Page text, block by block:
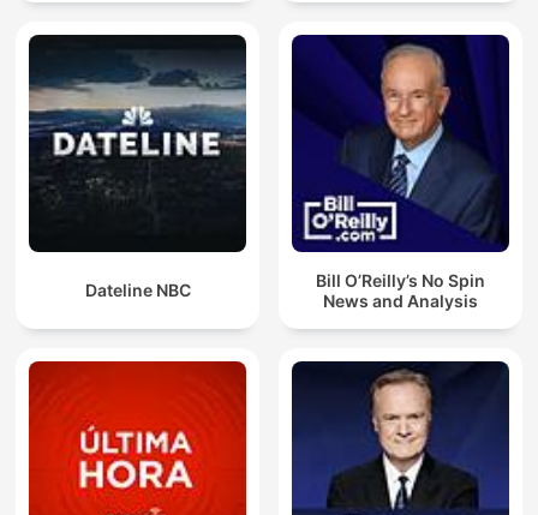
Dateline NBC
Bill O’Reilly’s No Spin
News and Analysis